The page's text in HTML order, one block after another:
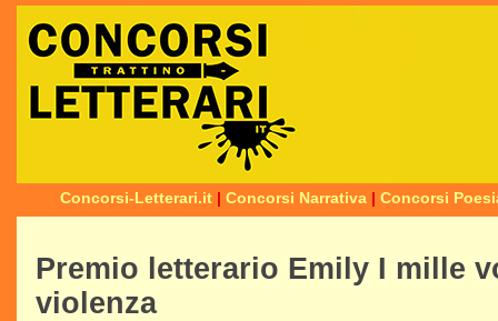
Concorsi-Letterari.it | Concorsi Narrativa | Concorsi
Premio letterario Emily I mille
violenza